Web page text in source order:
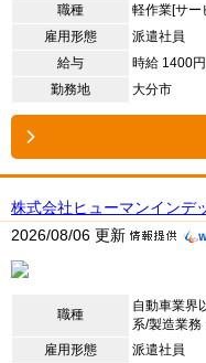
職種
軽作業[サー
雇用形態
派遣社員
給与
時給 1400
勤務地
大分市
株式会社ヒューマンインデ
2026/08/06 更新
職種
自動車業界
系/製造業
雇用形態
派遣社員